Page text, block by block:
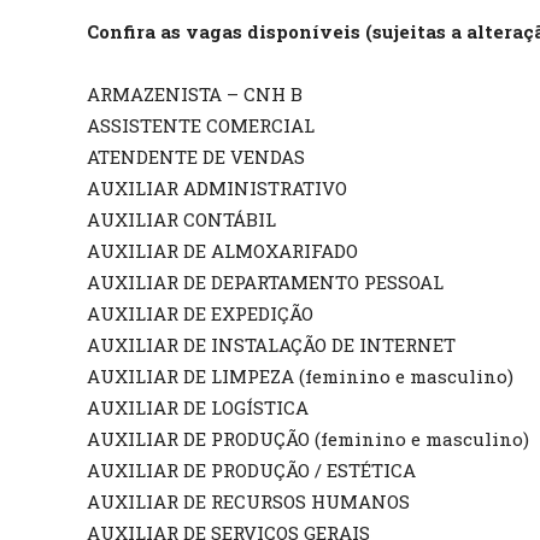
Confira as vagas disponíveis (sujeitas a
ARMAZENISTA – CNH B
ASSISTENTE COMERCIAL
ATENDENTE DE VENDAS
AUXILIAR ADMINISTRATIVO
AUXILIAR CONTÁBIL
AUXILIAR DE ALMOXARIFADO
AUXILIAR DE DEPARTAMENTO PESSOAL
AUXILIAR DE EXPEDIÇÃO
AUXILIAR DE INSTALAÇÃO DE INTERNET
AUXILIAR DE LIMPEZA (feminino e masculino)
AUXILIAR DE LOGÍSTICA
AUXILIAR DE PRODUÇÃO (feminino e masculino)
AUXILIAR DE PRODUÇÃO / ESTÉTICA
AUXILIAR DE RECURSOS HUMANOS
AUXILIAR DE SERVIÇOS GERAIS